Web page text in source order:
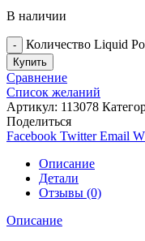
В наличии
Количество Liquid
Купить
Сравнение
Список желаний
Артикул: 113078
Поделиться
Facebook Twitter Email
Описание
Детали
Отзывы (0)
Описание